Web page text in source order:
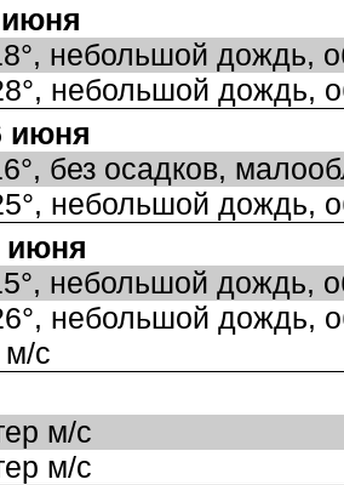
июня
небольшой дождь,
небольшой дождь,
июня
без осадков,
небольшой дождь,
июня
небольшой дождь,
небольшой дождь,
с
м/с
м/с